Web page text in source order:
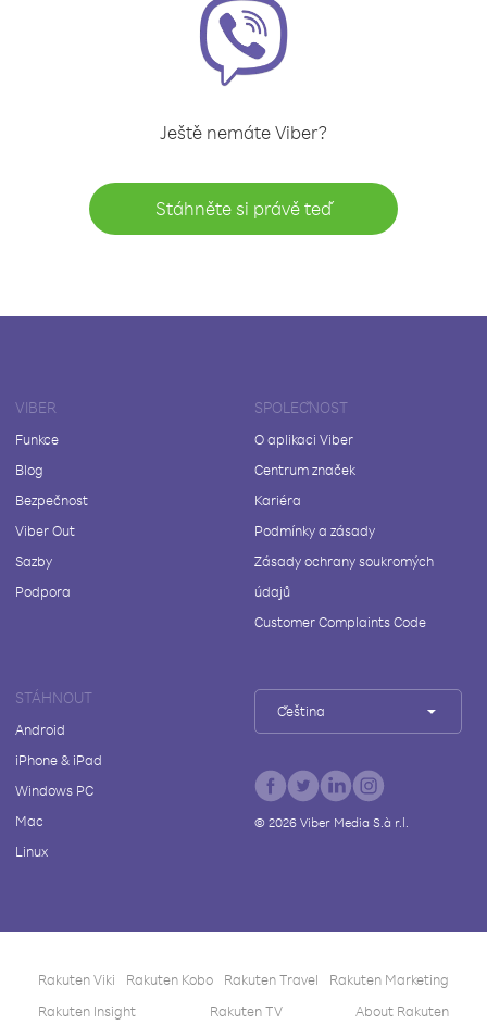
Ještě nemáte Viber?
Stáhněte si právě teď
VIBER
Funkce
Blog
Bezpečnost
Viber Out
Sazby
Podpora
SPOLEČNOST
O aplikaci Viber
Centrum značek
Kariéra
Podmínky a zásady
Zásady ochrany soukromých
údajů
Customer Complaints Code
STÁHNOUT
Android
iPhone & iPad
Windows PC
Mac
Linux
Čeština
© 2026Viber Media S.à r.l.
Rakuten Viki Rakuten Kobo Rakuten Travel
Rakuten Marketing
Rakuten Insight
Rakuten TV About Rakuten